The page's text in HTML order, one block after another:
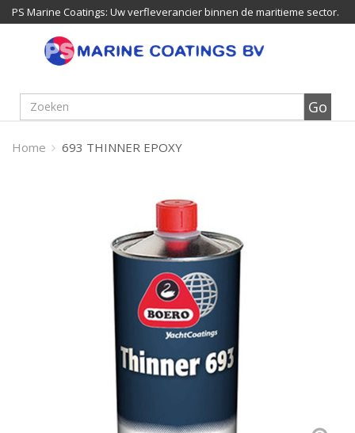
PS Marine Coatings: Uw verfleverancier binnen de maritieme sector.
Home 693 THINNER EPOXY